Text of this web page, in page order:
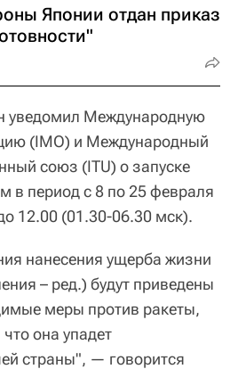
Японии отдан приказ
уведомил Международную
(IMO) и Международный
союз (ITU) о запуске
в период с 8 по 25 февраля
12.00 (01.30-06.30 мск).
нанесения ущерба жизни
– ред.) будут приведены
меры против ракеты,
она упадет
страны", — говорится